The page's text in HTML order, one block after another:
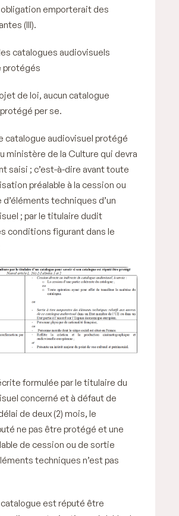
emporterait des
(III).
catalogues audiovisuels
protégés
de loi, aucun catalogue
per se.
catalogue audiovisuel protégé
ministère de la Culture qui devra
saisi ; c’est-à-dire avant toute
préalable à la cession ou
techniques d’un
; parle titulaire dudit
conditions figurant dans le
formulée par le titulaire du
concerné et à défaut de
de deux (2) mois, le
ne pas être protégé et une
de cession ou de sortie
techniques n’est pas
catalogue est réputé être